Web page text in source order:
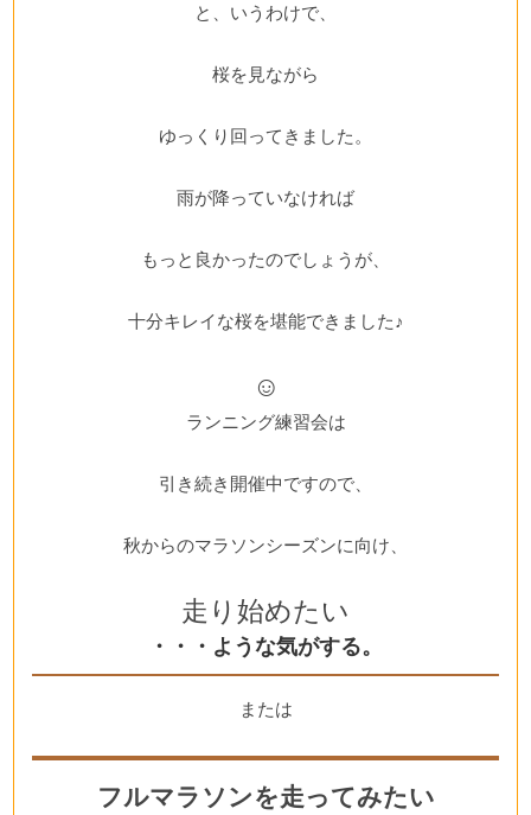
と、いうわけで、
桜を見ながら
ゆっくり回ってきました。
雨が降っていなければ
もっと良かったのでしょうが、
十分キレイな桜を堪能できました♪
☺
ランニング練習会は
引き続き開催中ですので、
秋からのマラソンシーズンに向け、
走り始めたい
・・・ような気がする。
または
フルマラソンを走ってみたい